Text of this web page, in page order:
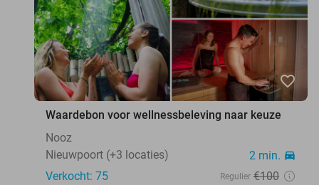
favorite_border
Waardebon voor wellnessbeleving naar keuze
Nooz
Nieuwpoort (+3 locaties)
2 min. directions_car
Verkocht: 75 Regulier €100